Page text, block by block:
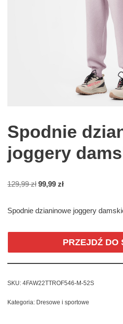
Spodnie
joggery
129,99zł 99,99 zł
Spodnie dzianinowe joggery
PRZEJDŹ DO
SKU: 4FAW22TTROF546-M-52S
Kategoria: Dresowe i sportowe